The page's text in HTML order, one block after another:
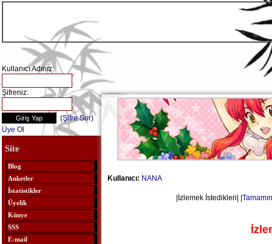
Kullanıcı Adınız:
Şifreniz:
(Şifre Sor)
Üye Ol
Site
Blog
Anketler
İstatistikler
Üyelik
Künye
SSS
E-mail
Kullanıcı: NANA
|İzlemek İstedikleri| |